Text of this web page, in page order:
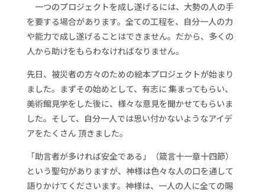
一つのプロジェクトを成し遂げるには、大勢の人の手
を要する場合があります。全ての工程を、自分一人の力
や能力で成し遂げることはできません。だから、多くの
人から助けをもらわなければなりません。
先日、被災者の方々のための絵本プロジェクトが始まり
ました。まずその始めとして、有志に 集まってもらい、
美術館見学をした後に、様々な意見を聞かせてもらいま
した。そして、自分一人では思い付かないようなアイデ
アをたくさん 頂きました。
「助言者が多ければ安全である」（箴言十一章十四節）
という聖句がありますが、神様は色々な人の口を通して
語りかけてくださいます。神様は、一人の人に全ての賜